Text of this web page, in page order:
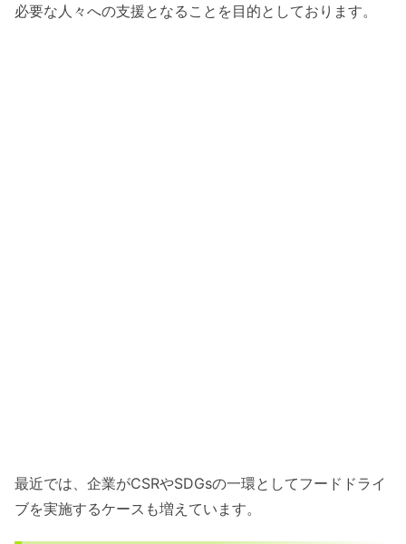
必要な人々への支援となることを目的としております。
最近では、企業がCSRやSDGsの一環としてフードドライ
ブを実施するケースも増えています。